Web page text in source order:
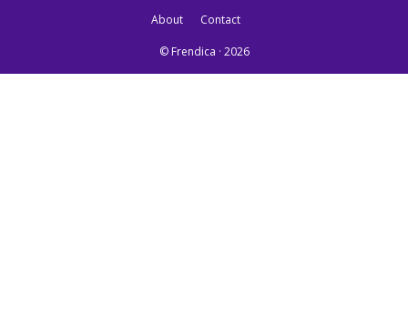
About Contact
© Frendica · 2026